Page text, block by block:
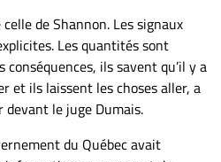
de Shannon. Les signaux
Les quantités sont
ils savent qu’il y a
et ils laissent les choses aller, a
le juge Dumais.
du Québec avait